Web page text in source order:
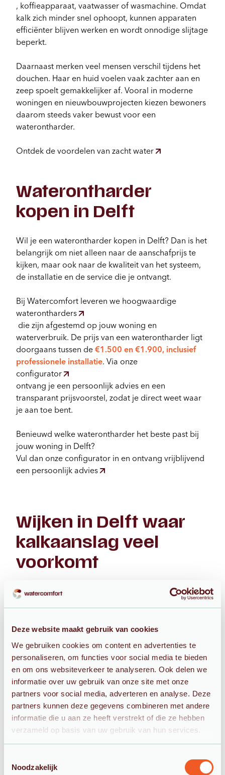
Deze website maakt gebruik van cookies
We gebruiken cookies om content en advertenties te
personaliseren, om functies voor social media te bieden
en om ons websiteverkeer te analyseren. Ook delen we
informatie over uw gebruik van onze site met onze
partners voor social media, adverteren en analyse. Deze
partners kunnen deze gegevens combineren met andere
informatie die u aan ze heeft verstrekt of die ze hebben
verzameld op basis van uw gebruik van hun services.
Noodzakelijk
, koffieapparaat, vaatwasser of wasmachine. Omdat
kalk zich minder snel ophoopt, kunnen apparaten
efficiënter blijven werken en wordt onnodige slijtage
beperkt.
Daarnaast merken veel mensen verschil tijdens het
douchen. Haar en huid voelen vaak zachter aan en
zeep spoelt gemakkelijker af. Vooral in moderne
woningen en nieuwbouwprojecten kiezen bewoners
daarom steeds vaker bewust voor een
waterontharder.
Ontdek de voordelen van zacht water
Waterontharder
kopen in Delft
Wil je een waterontharder kopen in Delft? Dan is het
belangrijk om niet alleen naar de aanschafprijs te
kijken, maar ook naar de kwaliteit van het systeem,
de installatie en de service die je ontvangt.
Bij Watercomfort leveren we hoogwaardige
waterontharders
die zijn afgestemd op jouw woning en
waterverbruik. De prijs van een waterontharder ligt
doorgaans tussen de €1.500 en €1.900, inclusief
professionele installatie. Via onze
configurator
ontvang je een persoonlijk advies en een
transparant prijsvoorstel, zodat je direct weet waar
je aan toe bent.
Benieuwd welke waterontharder het beste past bij
jouw woning in Delft?
Vul dan onze configurator in en ontvang vrijblijvend
een persoonlijk advies
Wijken in Delft waar
kalkaanslag veel
voorkomt
In verschillende delen van Delft merken bewoners
de gevolgen van hard water. Vooral in onderstaande
een waterontharder van Watercomfort:
Waterhardheid Delft Tanthof: 4,98 - 9,41 dH
Waterhardheid Delft Voorhof: 4,98 - 9,41 dH